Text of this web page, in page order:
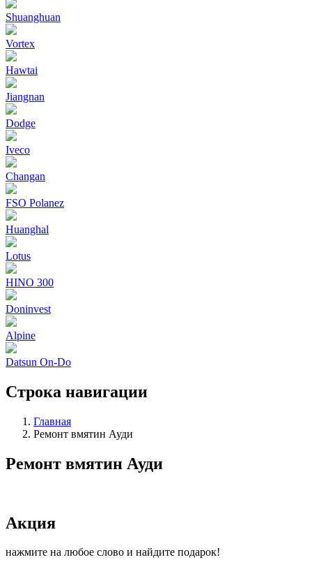
Shuanghuan
Vortex
Hawtai
Jiangnan
Dodge
Iveco
Changan
FSO Polanez
Huanghal
Lotus
HINO 300
Doninvest
Alpine
Datsun On-Do
Строка навигации
Главная
Ремонт вмятин Ауди
Ремонт вмятин Ауди
Акция
нажмите на любое слово и найдите подарок!